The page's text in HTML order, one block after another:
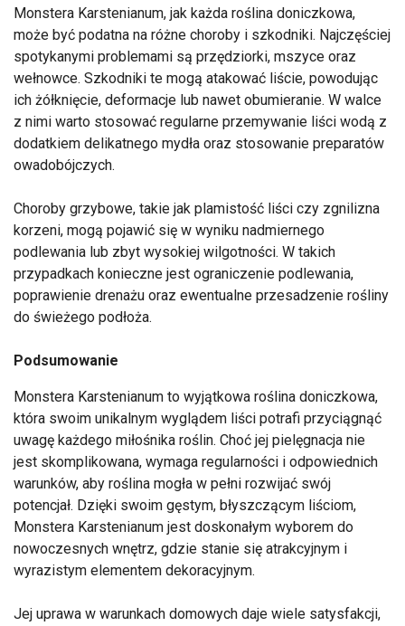
Monstera Karstenianum, jak każda roślina doniczkowa,
może być podatna na różne choroby i szkodniki. Najczęściej
spotykanymi problemami są przędziorki, mszyce oraz
wełnowce. Szkodniki te mogą atakować liście, powodując
ich żółknięcie, deformacje lub nawet obumieranie. W walce
z nimi warto stosować regularne przemywanie liści wodą z
dodatkiem delikatnego mydła oraz stosowanie preparatów
owadobójczych.
Choroby grzybowe, takie jak plamistość liści czy zgnilizna
korzeni, mogą pojawić się w wyniku nadmiernego
podlewania lub zbyt wysokiej wilgotności. W takich
przypadkach konieczne jest ograniczenie podlewania,
poprawienie drenażu oraz ewentualne przesadzenie rośliny
do świeżego podłoża.
Podsumowanie
Monstera Karstenianum to wyjątkowa roślina doniczkowa,
która swoim unikalnym wyglądem liści potrafi przyciągnąć
uwagę każdego miłośnika roślin. Choć jej pielęgnacja nie
jest skomplikowana, wymaga regularności i odpowiednich
warunków, aby roślina mogła w pełni rozwijać swój
potencjał. Dzięki swoim gęstym, błyszczącym liściom,
Monstera Karstenianum jest doskonałym wyborem do
nowoczesnych wnętrz, gdzie stanie się atrakcyjnym i
wyrazistym elementem dekoracyjnym.
Jej uprawa w warunkach domowych daje wiele satysfakcji,